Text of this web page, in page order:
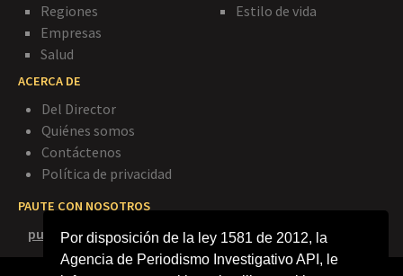
Por disposición de la ley 1581 de 2012, la
Agencia de Periodismo Investigativo API, le
Regiones
Empresas
Salud
Estilo de vida
ACERCA DE
Del Director
Quiénes somos
Contáctenos
Política de privacidad
PAUTE CON NOSOTROS
publicidad@agenciapi.co